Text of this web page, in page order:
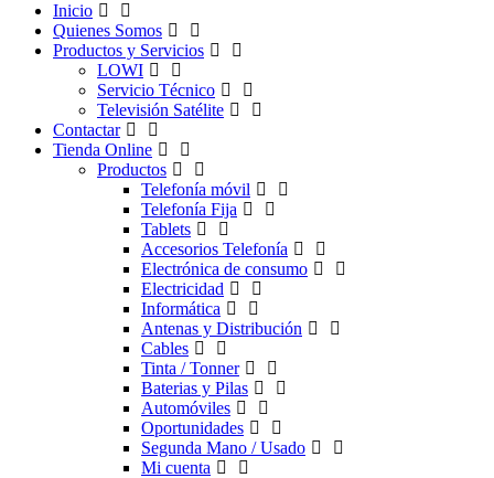
Inicio
Quienes Somos
Productos y Servicios
LOWI
Servicio Técnico
Televisión Satélite
Contactar
Tienda Online
Productos
Telefonía móvil
Telefonía Fija
Tablets
Accesorios Telefonía
Electrónica de consumo
Electricidad
Informática
Antenas y Distribución
Cables
Tinta / Tonner
Baterias y Pilas
Automóviles
Oportunidades
Segunda Mano / Usado
Mi cuenta